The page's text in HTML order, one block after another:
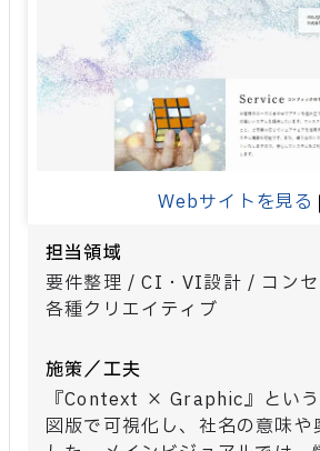
Webサイトを見る
担当領域
要件整理 / CI・VI設計 / コン
各種クリエイティブ
施策／工夫
『Context × Graphic』とい
図版で可視化し、社名の意味や